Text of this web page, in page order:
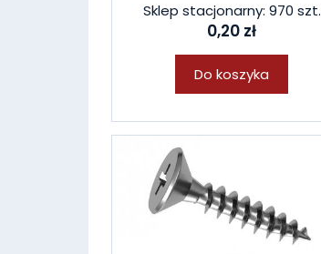
Sklep stacjonarny: 970 szt.
0,20 zł
Do koszyka